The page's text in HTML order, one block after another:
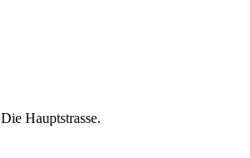
Die Hauptstrasse.